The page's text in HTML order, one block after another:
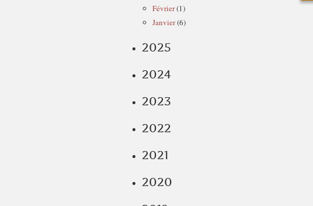
Février(1)
Janvier(6)
2025
2024
2023
2022
2021
2020